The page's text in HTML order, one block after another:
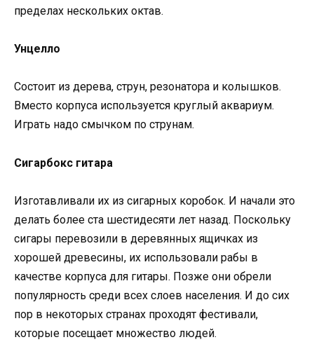
пределах нескольких октав.
Унцелло
Состоит из дерева, струн, резонатора и колышков.
Вместо корпуса используется круглый аквариум.
Играть надо смычком по струнам.
Сигарбокс гитара
Изготавливали их из сигарных коробок. И начали это
делать более ста шестидесяти лет назад. Поскольку
сигары перевозили в деревянных ящичках из
хорошей древесины, их использовали рабы в
качестве корпуса для гитары. Позже они обрели
популярность среди всех слоев населения. И до сих
пор в некоторых странах проходят фестивали,
которые посещает множество людей.